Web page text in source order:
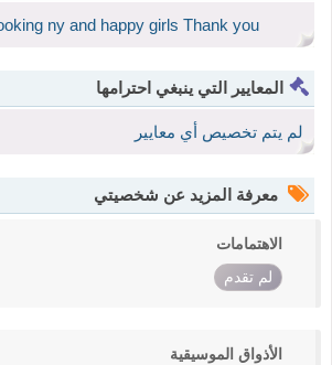
ny and happy girls Thank you
المعايير التي ينبغي احترامها
لم يتم تخصيص أي معايير
معرفة المزيد عن شخصيتي
الاهتمامات
لم تقدم
الأذواق الموسيقية